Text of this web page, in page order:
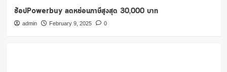
ช้อปPowerbuy ลดหย่อนภาษีสูงสุด 30,000 บาท
admin February 9, 2025 0